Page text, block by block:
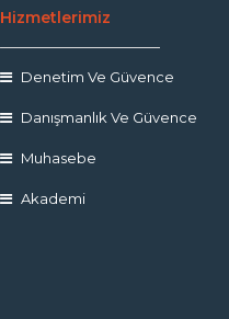
Hizmetlerimiz
Denetim Ve Güvence
Danışmanlık Ve Güvence
Muhasebe
Akademi